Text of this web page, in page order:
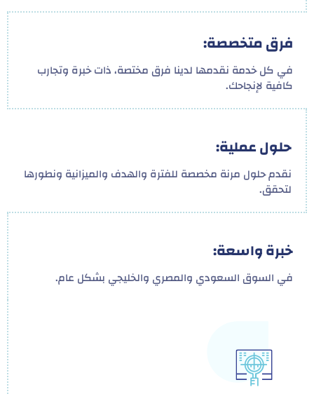
فرق متخصصة:
في كل خدمة نقدمها لدينا فرق مختصة، ذات خبرة وتجارب
كافية لإنجاحك.
حلول عملية:
نقدم حلول مرنة مخصصة للفترة والهدف والميزانية ونطورها
لتحقق.
خبرة واسعة:
في السوق السعودي والمصري والخليجي بشكل عام.